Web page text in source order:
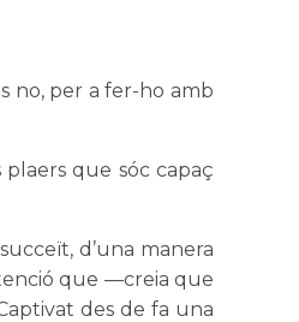
no, per a fer-ho amb
que sóc capaç
d’una manera
que —creia que
des de fa una